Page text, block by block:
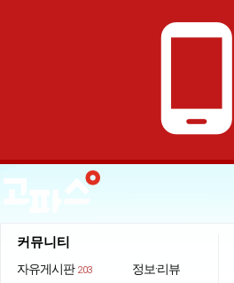
phone_android
커뮤니티
자유게시판 203
정보·리뷰